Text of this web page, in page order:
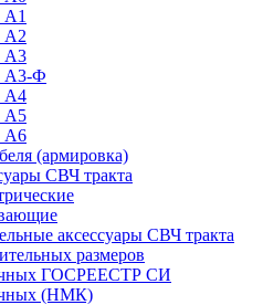
А1
А2
А3
А3-Ф
А4
А5
А6
(армировка)
СВЧ тракта
аксессуары СВЧ тракта
размеров
ГОСРЕЕСТР СИ
(НМК)